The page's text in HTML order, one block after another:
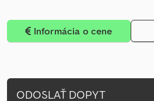
Informácia o cene
ODOSLAŤ DOPYT